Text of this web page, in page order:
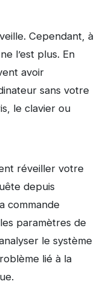
Cependant, à
l’est plus. En
avoir
sans votre
le clavier ou
réveiller votre
depuis
commande
paramètres de
le système
lié à la